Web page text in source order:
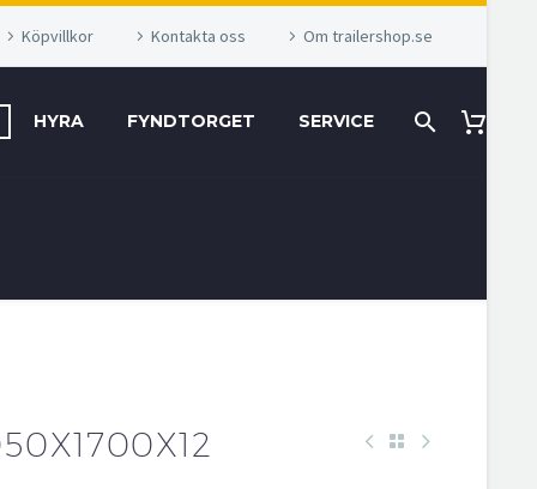
Köpvillkor Kontakta oss Om trailershop.se
HYRA FYNDTORGET SERVICE